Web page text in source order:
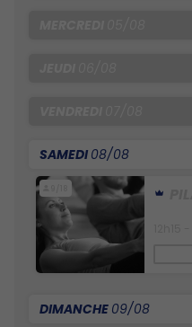
SAMEDI 08/08
DIMANCHE 09/08